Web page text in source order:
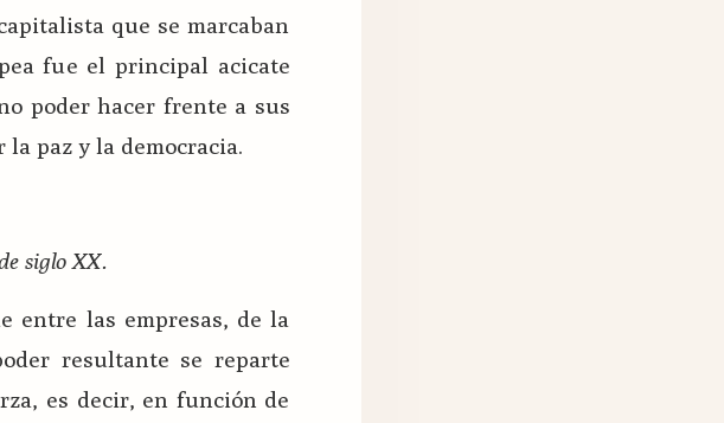
que se marcaban
fue el principal acicate
poder hacer frente a sus
paz y la democracia.
siglo XX.
entre las empresas, de la
resultante se reparte
es decir, en función de